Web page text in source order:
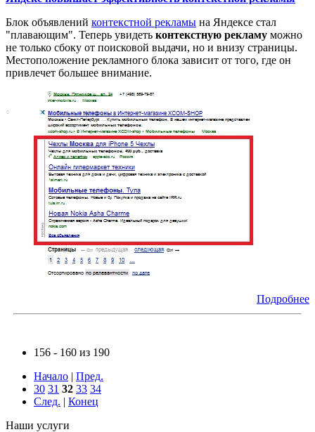
Блок объявлений контекстной рекламы на Яндексе стал
"плавающим". Теперь увидеть контекстную рекламу можно
не только сбоку от поисковой выдачи, но и внизу страницы.
Местоположение рекламного блока зависит от того, где он
привлечет большее внимание.
Подробнее
156 - 160 из 190
Начало | Пред.
30 31 32 33 34
След. | Конец
Наши услуги